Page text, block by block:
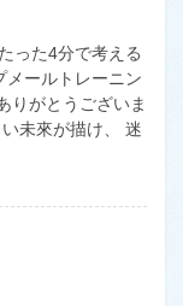
った4分で考える
メールトレーニン
りがとうございま
未來が描け、 迷